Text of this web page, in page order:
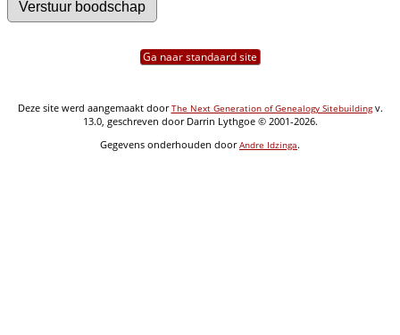
Ga naar standaard site
Deze site werd aangemaakt doorThe Next Generation of Genealogy Sitebuildingv.
13.0, geschreven door Darrin Lythgoe © 2001-2026.
Gegevens onderhouden doorAndre Idzinga.